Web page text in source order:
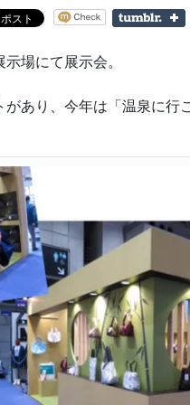
場にて展示会。
があり、今年は「温泉に行